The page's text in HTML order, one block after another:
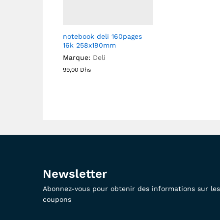
notebook deli 160pages
16k 258x190mm
Marque: Deli
99,00 Dhs
Newsletter
Abonnez-vous pour obtenir des informations sur
coupons